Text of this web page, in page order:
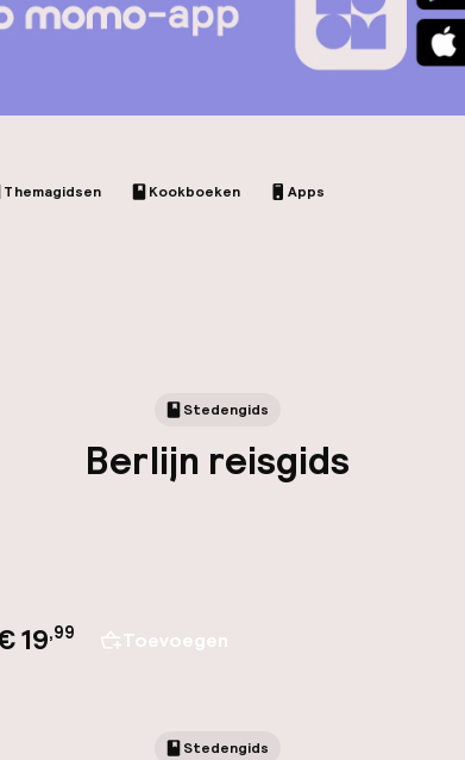
Themagidsen Kookboeken Apps
Stedengids
Berlijn reisgids
19,99 Toevoegen
Stedengids